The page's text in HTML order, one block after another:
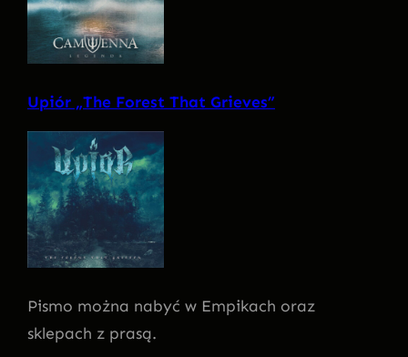
Upiór „The Forest That Grieves”
Pismo można nabyć w Empikach oraz
sklepach z prasą.